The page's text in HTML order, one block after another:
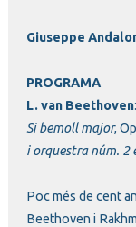
Giuseppe
PROGRAMA
L. van Beethoven:
Si bemoll major,
i orquestra núm. 2
Poc més de cent
Beethoven i